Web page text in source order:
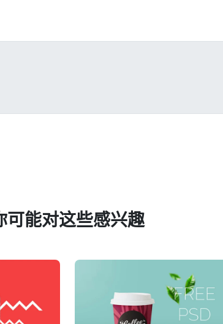
可能对这些感兴趣